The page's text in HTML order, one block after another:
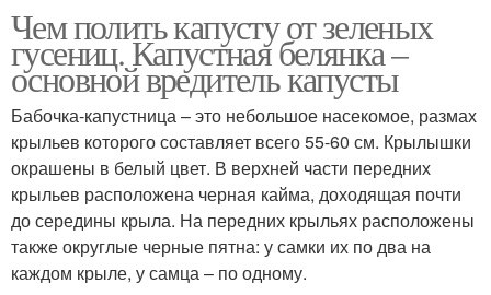
Чем полить капусту от зеленых
гусениц. Капустная белянка –
основной вредитель капусты
Бабочка-капустница – это небольшое насекомое, размах
крыльев которого составляет всего 55-60 см. Крылышки
окрашены в белый цвет. В верхней части передних
крыльев расположена черная кайма, доходящая почти
до середины крыла. На передних крыльях расположены
также округлые черные пятна: у самки их по два на
каждом крыле, у самца – по одному.